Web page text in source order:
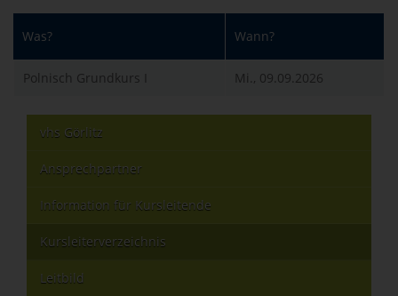
Was? Wann?
Polnisch Grundkurs I Mi., 09.09.2026
vhs Görlitz
Ansprechpartner
Information für Kursleitende
Kursleiterverzeichnis
Leitbild